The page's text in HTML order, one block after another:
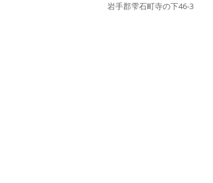
岩手郡雫石町寺の下46-3